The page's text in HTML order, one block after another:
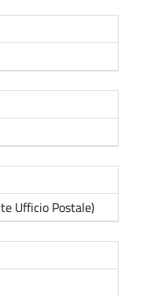
Ufficio Postale)